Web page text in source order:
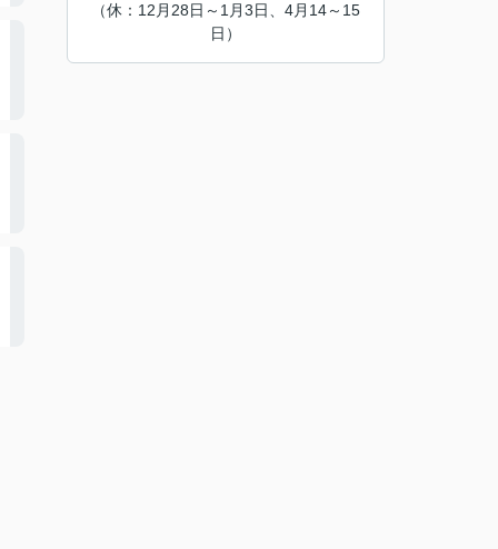
（休：12月28日～1月3日、4月14～15
日）